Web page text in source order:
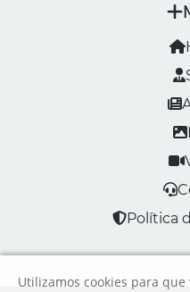
Política
Utilizamos cookies para que